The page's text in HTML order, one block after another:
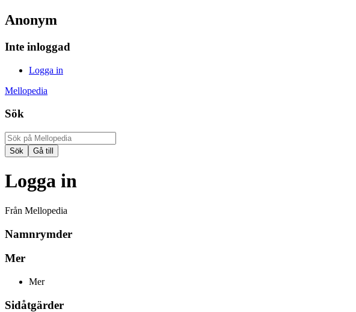
Anonym
Inte inloggad
Logga in
Mellopedia
Sök
Logga in
Från Mellopedia
Namnrymder
Mer
Mer
Sidåtgärder